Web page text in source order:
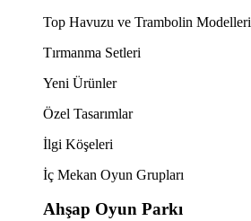
Top Havuzu ve Trambolin Modelleri
Tırmanma Setleri
Yeni Ürünler
Özel Tasarımlar
İlgi Köşeleri
İç Mekan Oyun Grupları
Ahşap Oyun Parkı